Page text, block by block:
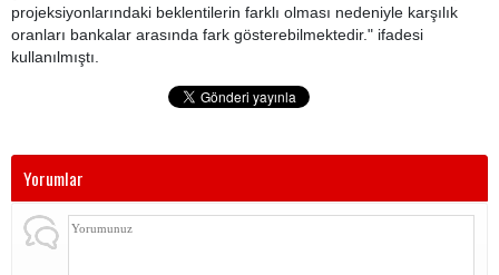
projeksiyonlarındaki beklentilerin farklı olması nedeniyle karşılık
oranları bankalar arasında fark gösterebilmektedir." ifadesi
kullanılmıştı.
Yorumlar